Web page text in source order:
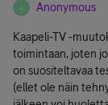
A Anonymous
Kaapeli-TV -
toimintaan, joten
on suositeltavaa
(ellet ole näin